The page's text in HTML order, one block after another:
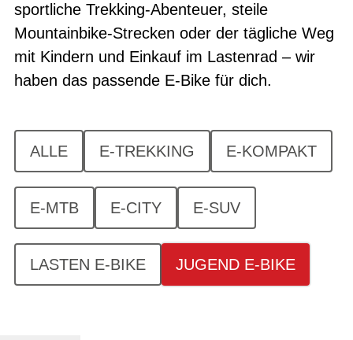
sportliche Trekking-Abenteuer, steile
Mountainbike-Strecken oder der tägliche Weg
mit Kindern und Einkauf im Lastenrad – wir
haben das passende E-Bike für dich.
ALLE E-TREKKING E-KOMPAKT
E-MTB E-CITY E-SUV
LASTEN E-BIKE JUGEND E-BIKE